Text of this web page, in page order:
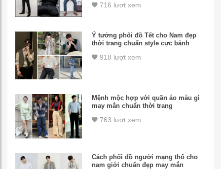
716 lượt xem
Ý tưởng phối đồ Tết cho Nam đẹp
thời trang chuẩn style cực bảnh
918 lượt xem
Mệnh mộc hợp với quần áo màu gì
may mắn chuẩn thời trang
763 lượt xem
Cách phối đồ người mạng thổ cho
nam giới chuẩn đẹp may mắn